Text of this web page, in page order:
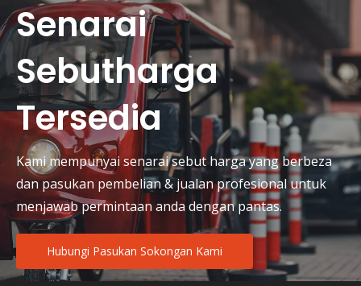
Senarai
Sebutharga
Tersedia
Kami mempunyai senarai sebut harga yang berbeza
dan pasukan pembelian & jualan profesional untuk
menjawab permintaan anda dengan pantas.
Hubungi Pasukan Sokongan Kami